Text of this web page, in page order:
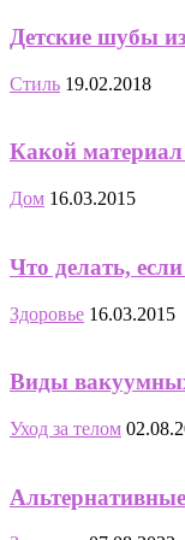
Детские шубы
Стиль 19.02.2018
Какой
Дом 16.03.2015
Что делать,
Здоровье 16.03.2015
Виды
Уход за телом